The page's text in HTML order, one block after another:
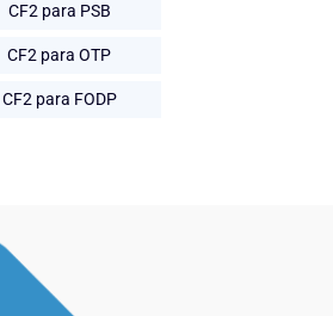
CF2 para PSB
CF2 para OTP
CF2 para FODP